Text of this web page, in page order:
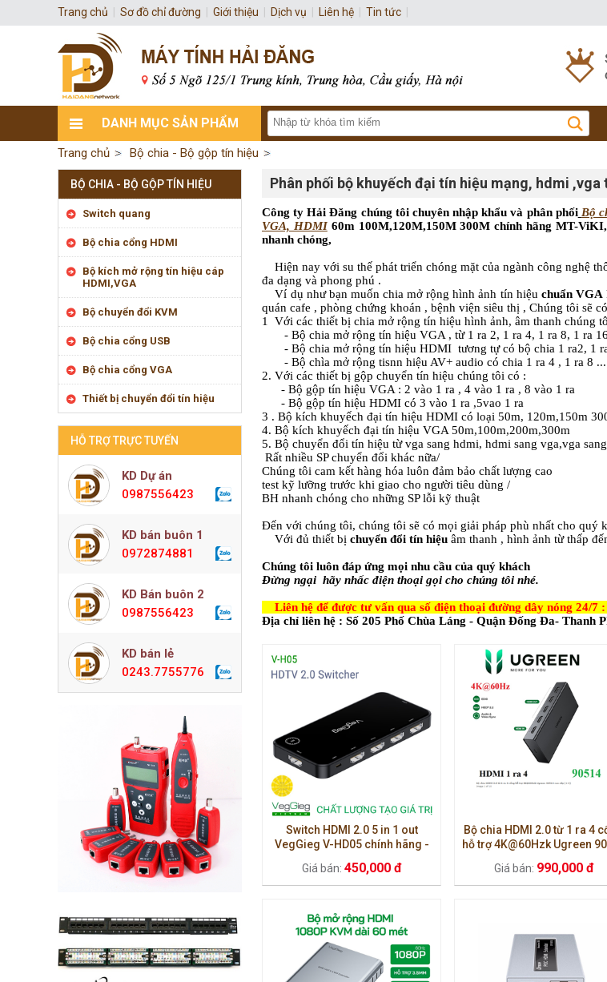
DANH MỤC SẢN PHẨM
Trang chủ Bộ chia - Bộ gộp tín hiệu
BỘ CHIA - BỘ GỘP TÍN HIỆU
Switch quang
Bộ chia cổng HDMI
Bộ kích mở rộng tín hiệu cáp
HDMI,VGA
Bộ chuyển đổi KVM
Bộ chia cổng USB
Bộ chia cổng VGA
Thiết bị chuyển đổi tín hiệu
HỖ TRỢ TRỰC TUYẾN
KD Dự án
0987556423
KD bán buôn 1
0972874881
KD Bán buôn 2
0987556423
KD bán lẻ
0243.7755776
Phân phối bộ khuyếch đại tín hiệu mạng, hdmi
Công ty Hải Đăng chúng tôi chuyên nhập khẩu và phân phối Bộ
VGA, HDMI60m 100M,120M,150M 300M chính hãng MT-
nhanh chóng,
Hiện nay với su thế phát triển chóng mặt của ngành công nghệ
đa dạng và phong phú .
Ví dụ như bạn muốn chia mở rộng hình ảnh tín hiệu chuẩn VGA
quán cafe , phòng chứng khoán , bệnh viện siêu thị , Chúng tôi sẽ
1 Với các thiết bị chia mở rộng tín hiệu hình ảnh, âm thanh chúng
- Bộ chia mở rộng tín hiệu VGA , từ 1 ra 2, 1 ra 4, 1 ra 8, 1 ra 16
- Bộ chia mở rộng tín hiệu HDMI tương tự có bộ chia 1 ra2, 1
- Bộ chìa mở rộng tisnn hiệu AV+ audio có chia 1 ra 4 , 1 ra 8 ...
2. Với các thiết bị gộp chuyển tín hiệu chúng tôi có :
- Bộ gộp tín hiệu VGA : 2 vào 1 ra , 4 vào 1 ra , 8 vào 1 ra
- Bộ gộp tín hiệu HDMI có 3 vào 1 ra ,5vao 1 ra
3 . Bộ kích khuyếch đại tín hiệu HDMI có loại 50m, 120m,150m
4. Bộ kích khuyếch đại tín hiệu VGA 50m,100m,200m,300m
5. Bộ chuyển đổi tín hiệu từ vga sang hdmi, hdmi sang vga,vga
Rất nhiều SP chuyển đổi khác nữa/
Chúng tôi cam kết hàng hóa luôn đảm bảo chất lượng cao
test kỹ lưỡng trước khi giao cho người tiêu dùng /
BH nhanh chóng cho những SP lỗi kỹ thuật
Đến với chúng tôi, chúng tôi sẽ có mọi giải pháp phù nhất cho quý
Với đủ thiết bị chuyển đổi tín hiệu âm thanh , hình ảnh từ thấp
Chúng tôi luôn đáp ứng mọi nhu cầu của quý khách
Đừng ngại hãy nhấc điện thoại gọi cho chúng tôi nhé.
Liên hệ để được tư vấn qua số điện thoại đường dây nóng 24/7
Địa chỉ liên hệ : Số 205 Phố Chùa Láng - Quận Đống Đa- Thanh
Switch HDMI 2.0 5 in 1 out
VegGieg V-HD05 chính hãng -
màn hình hi
Giá bán: 450,000 đ
Bộ chia HDMI 2.0 từ 1 ra 4
hỗ trợ 4K@60Hzk Ugreen
Giá bán: 990,000 đ
Trang chủ Sơ đồ chỉ đường Giới thiệu Dịch vụ Liên hệ Tin tức